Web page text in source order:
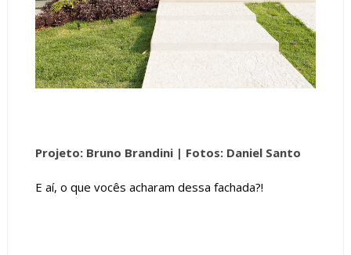
Projeto: Bruno Brandini | Fotos: Daniel Santo
E aí, o que vocês acharam dessa fachada?!